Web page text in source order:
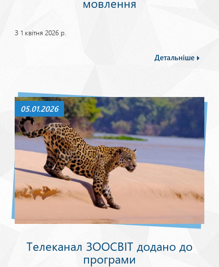
З 1 квітня 2026 р.
Детальніше
05.01.2026
Телеканал ЗООСВІТ додано до
програми